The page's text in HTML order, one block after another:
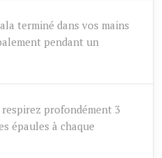
terminé dans vos mains
pendant un
profondément 3
épaules à chaque